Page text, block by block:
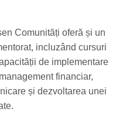
Comunități oferă și un
incluzând cursuri
de implementare
financiar,
și dezvoltarea unei